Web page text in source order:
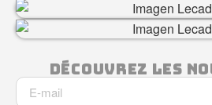
Découvrez Les